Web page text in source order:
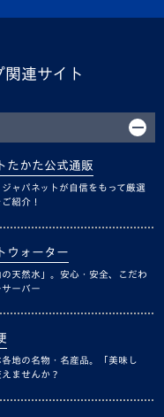
関連サイト
たかた公式通販
ャパネットが自信をもって厳選
紹介！
ウォーター
の天然水」。安心・安全、こだわ
ーバー
地の名物・名産品。「美味し
ませんか？